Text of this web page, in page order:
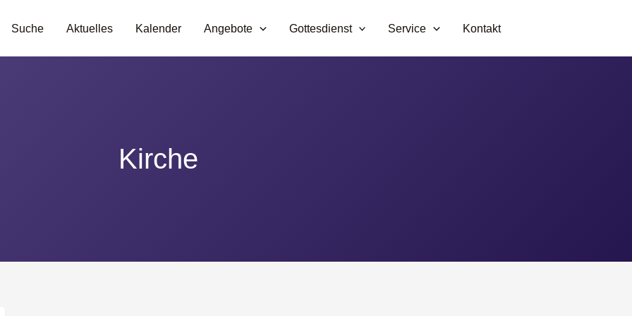
Suche Aktuelles Kalender Angebote Gottesdienst Service Kontakt
Kirche